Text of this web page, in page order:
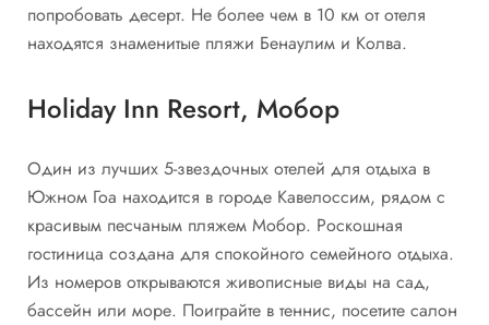
попробовать десерт. Не более чем в 10 км от отеля
находятся знаменитые пляжи Бенаулим и Колва.
Holiday Inn Resort, Мобор
Один из лучших 5-звездочных отелей для отдыха в
Южном Гоа находится в городе Кавелоссим, рядом с
красивым песчаным пляжем Мобор. Роскошная
гостиница создана для спокойного семейного отдыха.
Из номеров открываются живописные виды на сад,
бассейн или море. Поиграйте в теннис, посетите салон